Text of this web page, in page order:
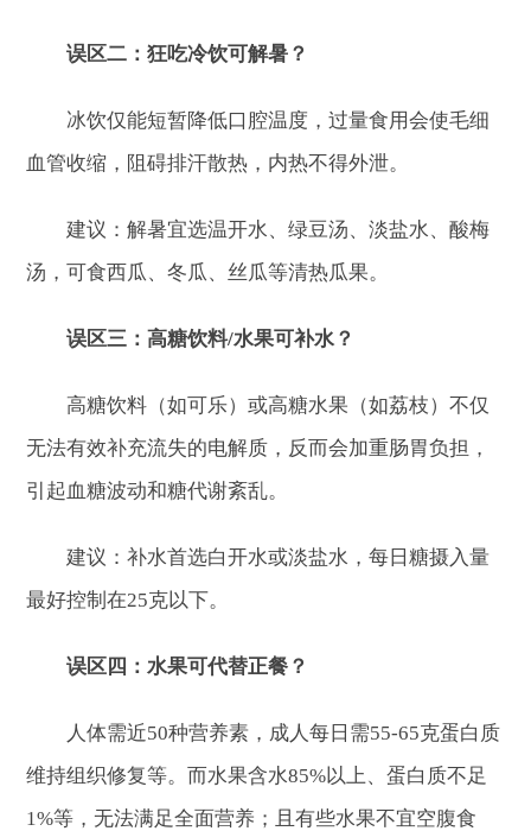
误区二：狂吃冷饮可解暑？
冰饮仅能短暂降低口腔温度，过量食用会使毛细
血管收缩，阻碍排汗散热，内热不得外泄。
建议：解暑宜选温开水、绿豆汤、淡盐水、酸梅
汤，可食西瓜、冬瓜、丝瓜等清热瓜果。
误区三：高糖饮料/水果可补水？
高糖饮料（如可乐）或高糖水果（如荔枝）不仅
无法有效补充流失的电解质，反而会加重肠胃负担，
引起血糖波动和糖代谢紊乱。
建议：补水首选白开水或淡盐水，每日糖摄入量
最好控制在25克以下。
误区四：水果可代替正餐？
人体需近50种营养素，成人每日需55-65克蛋白质
维持组织修复等。而水果含水85%以上、蛋白质不足
1%等，无法满足全面营养；且有些水果不宜空腹食